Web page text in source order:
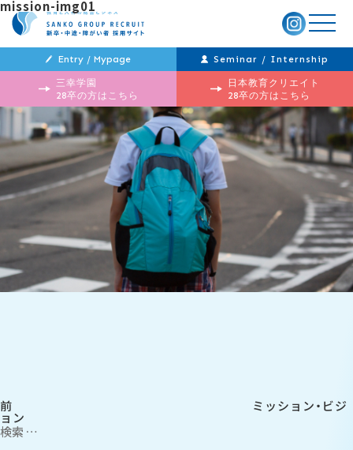
メ
ニ
ー
Entry / Mypage Seminar / Internship
三幸学園
28卒の方はこちら
日本教育クリエイト
28卒の方はこちら
mission-img01
投
過
前 ミッション・ビジ
ョン
検
索: